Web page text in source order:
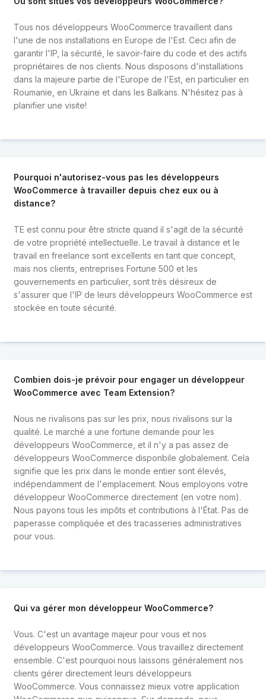
Tous nos développeurs WooCommerce travaillent dans
l'une de nos installations en Europe de l'Est. Ceci afin de
garantir l'IP, la sécurité, le savoir-faire du code et des actifs
propriétaires de nos clients. Nous disposons d'installations
dans la majeure partie de l'Europe de l'Est, en particulier en
Roumanie, en Ukraine et dans les Balkans. N'hésitez pas à
planifier une visite!
Pourquoi n'autorisez-vous pas les développeurs
WooCommerce à travailler depuis chez eux ou à
distance?
TE est connu pour être stricte quand il s'agit de la sécurité
de votre propriété intellectuelle. Le travail à distance et le
travail en freelance sont excellents en tant que concept,
mais nos clients, entreprises Fortune 500 et les
gouvernements en particulier, sont très désireux de
s'assurer que l'IP de leurs développeurs WooCommerce est
stockée en toute sécurité.
Combien dois-je prévoir pour engager un développeur
WooCommerce avec Team Extension?
Nous ne rivalisons pas sur les prix, nous rivalisons sur la
qualité. Le marché a une fortune demande pour les
développeurs WooCommerce, et il n'y a pas assez de
développeurs WooCommerce disponbile globalement. Cela
signifie que les prix dans le monde entier sont élevés,
indépendamment de l'emplacement. Nous employons votre
développeur WooCommerce directement (en votre nom).
Nous payons tous les impôts et contributions à l'État. Pas de
paperasse compliquée et des tracasseries administratives
pour vous.
Qui va gérer mon développeur WooCommerce?
Vous. C'est un avantage majeur pour vous et nos
développeurs WooCommerce. Vous travaillez directement
ensemble. C'est pourquoi nous laissons généralement nos
clients gérer directement leurs développeurs
WooCommerce. Vous connaissez mieux votre application